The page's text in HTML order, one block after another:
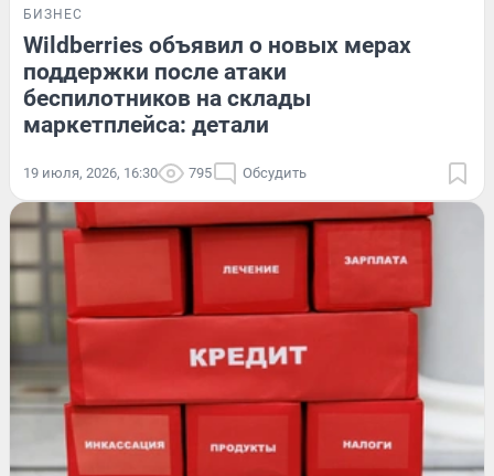
БИЗНЕС
Wildberries объявил о новых мерах
поддержки после атаки
беспилотников на склады
маркетплейса: детали
19 июля, 2026, 16:30 795 Обсудить